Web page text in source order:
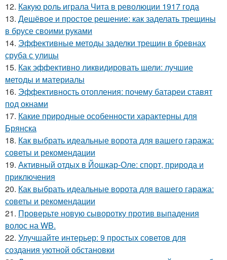
12. Какую роль играла Чита в революции 1917 года
13. Дешёвое и простое решение: как заделать трещины
в брусе своими руками
14. Эффективные методы заделки трещин в бревнах
сруба с улицы
15. Как эффективно ликвидировать щели: лучшие
методы и материалы
16. Эффективность отопления: почему батареи ставят
под окнами
17. Какие природные особенности характерны для
Брянска
18. Как выбрать идеальные ворота для вашего гаража:
советы и рекомендации
19. Активный отдых в Йошкар-Оле: спорт, природа и
приключения
20. Как выбрать идеальные ворота для вашего гаража:
советы и рекомендации
21. Проверьте новую сыворотку против выпадения
волос на WB.
22. Улучшайте интерьер: 9 простых советов для
создания уютной обстановки